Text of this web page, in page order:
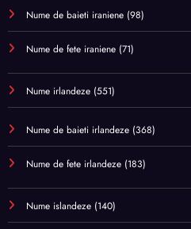
Nume de baieti iraniene (98)
Nume de fete iraniene (71)
Nume irlandeze (551)
Nume de baieti irlandeze (368)
Nume de fete irlandeze (183)
Nume islandeze (140)